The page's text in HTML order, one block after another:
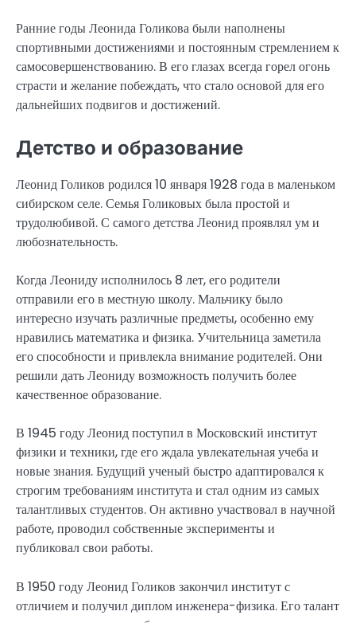
Ранние годы Леонида Голикова были наполнены
спортивными достижениями и постоянным стремлением к
самосовершенствованию. В его глазах всегда горел огонь
страсти и желание побеждать, что стало основой для его
дальнейших подвигов и достижений.
Детство и образование
Леонид Голиков родился 10 января 1928 года в маленьком
сибирском селе. Семья Голиковых была простой и
трудолюбивой. С самого детства Леонид проявлял ум и
любознательность.
Когда Леониду исполнилось 8 лет, его родители
отправили его в местную школу. Мальчику было
интересно изучать различные предметы, особенно ему
нравились математика и физика. Учительница заметила
его способности и привлекла внимание родителей. Они
решили дать Леониду возможность получить более
качественное образование.
В 1945 году Леонид поступил в Московский институт
физики и техники, где его ждала увлекательная учеба и
новые знания. Будущий ученый быстро адаптировался к
строгим требованиям института и стал одним из самых
талантливых студентов. Он активно участвовал в научной
работе, проводил собственные эксперименты и
публиковал свои работы.
В 1950 году Леонид Голиков закончил институт с
отличием и получил диплом инженера-физика. Его талант